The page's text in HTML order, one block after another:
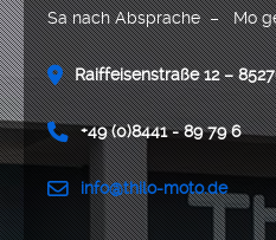
Sa nach Absprache – Mo
Raiffeisenstraße 12 –
+49 (0)8441 - 89 79 6
info@thilo-moto.de